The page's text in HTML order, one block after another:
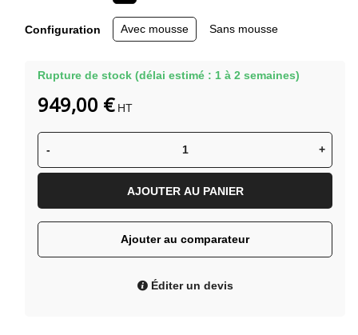
Configuration
Avec mousse Sans mousse
Rupture de stock (délai estimé : 1 à 2 semaines)
- +
AJOUTER AU PANIER
Ajouter au comparateur
Éditer un devis
949,00 € HT